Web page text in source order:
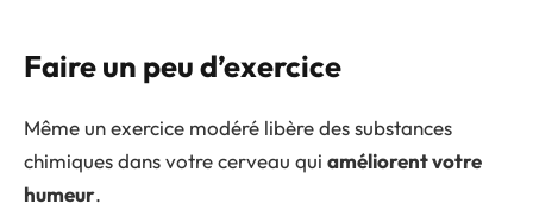
Faire un peu d’exercice
Même un exercice modéré libère des substances
chimiques dans votre cerveau qui améliorent votre
humeur.